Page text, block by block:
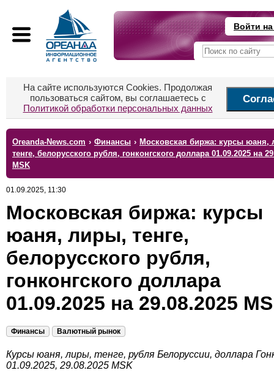
Войти
На сайте используются Cookies. Продолжая
пользоваться сайтом, вы соглашаетесь с
Политикой обработки персональных данных
Oreanda-News.com › Финансы › Московская биржа: курсы юаня,
тенге, белорусского рубля, гонконгского доллара 01.09.2025 на
MSK
01.09.2025, 11:30
Московская биржа: курсы
юаня, лиры, тенге,
белорусского рубля,
гонконгского доллара
01.09.2025 на 29.08.2025
Финансы Валютный рынок
Курсы юаня, лиры, тенге, рубля Белоруссии, доллара
01.09.2025, 29.08.2025 MSK